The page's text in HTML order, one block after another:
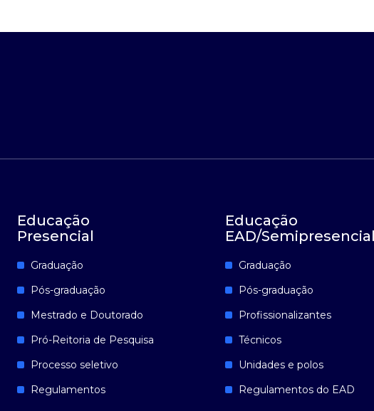
Educação
Presencial
Graduação
Pós-graduação
Mestrado e Doutorado
Pró-Reitoria de Pesquisa
Processo seletivo
Regulamentos
Educação
EAD/Semipresencial
Graduação
Pós-graduação
Profissionalizantes
Técnicos
Unidades e polos
Regulamentos do EAD